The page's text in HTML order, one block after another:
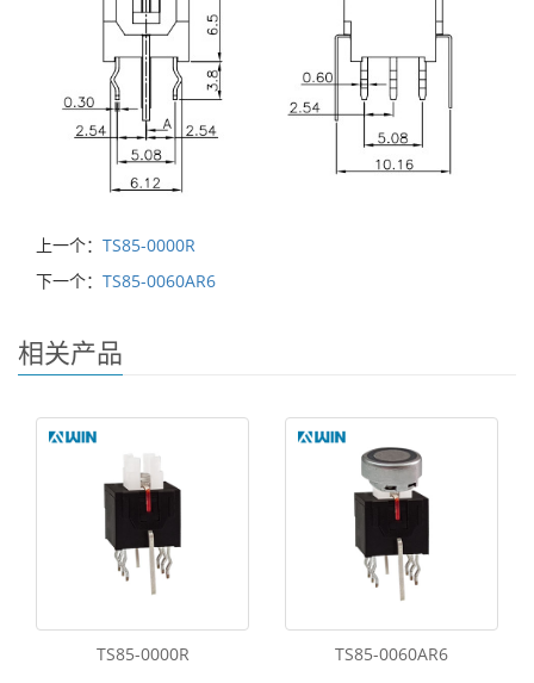
上一个： TS85-0000R
下一个： TS85-0060AR6
相关产品
TS85-0000R TS85-0060AR6